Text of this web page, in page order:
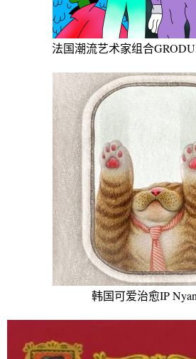
法国潮流艺术家组合
韩国可爱治愈IP